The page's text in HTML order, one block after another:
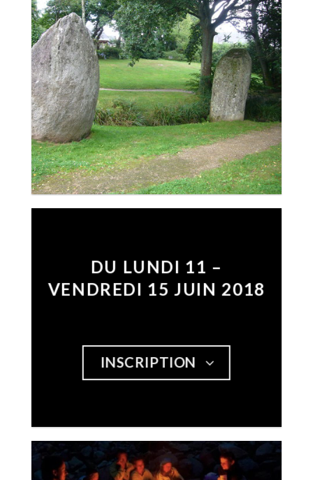
DU LUNDI 11 –
VENDREDI 15 JUIN 2018
INSCRIPTION